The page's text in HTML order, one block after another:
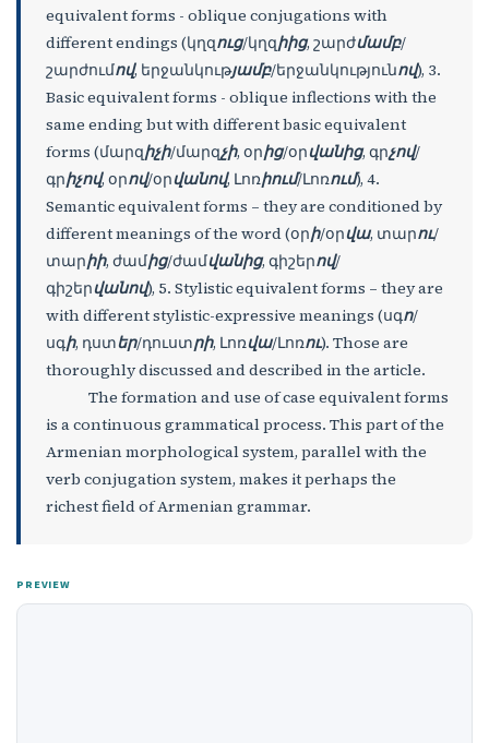
equivalent forms - oblique conjugations with
different endings (կղզուց/կղզիից, շարժմամբ/
շարժումով, երջանկությամբ/երջանկությունով), 3.
Basic equivalent forms - oblique inflections with the
same ending but with different basic equivalent
forms (մարզիչի/մարզչի, օրից/օրվանից, գրչով/
գրիչով, օրով/օրվանով, Լոռիում/Լոռում), 4.
Semantic equivalent forms – they are conditioned by
different meanings of the word (օրի/օրվա, տարու/
տարիի, ժամից/ժամվանից, գիշերով/
գիշերվանով), 5. Stylistic equivalent forms – they are
with different stylistic-expressive meanings (սգո/
սգի, դստեր/դուստրի, Լոռվա/Լոռու). Those are
thoroughly discussed and described in the article.
The formation and use of case equivalent forms
is a continuous grammatical process. This part of the
Armenian morphological system, parallel with the
verb conjugation system, makes it perhaps the
richest field of Armenian grammar.
PREVIEW